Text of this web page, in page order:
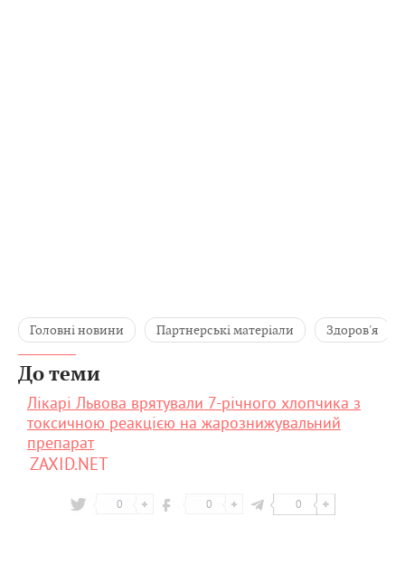
Головні новини Партнерські матеріали Здоров'я
До теми
Лікарі Львова врятували 7-річного хлопчика з
токсичною реакцією на жарознижувальний
препарат
ZAXID.NET
0 0 0